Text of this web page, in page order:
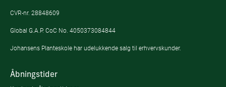
CVR-nr. 28848609
Global G.A.P. CoC No. 4050373084844
Johansens Planteskole har udelukkende salg til erhvervskunder.
Åbningstider